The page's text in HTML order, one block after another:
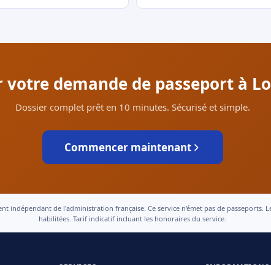
demande de passeport à
Dossier complet prêt en 10 minutes. Sécurisé et simple.
Commencer maintenant
indépendant de l'administration française. Ce service n'émet pas de
habilitées. Tarif indicatif incluant les honoraires du service.